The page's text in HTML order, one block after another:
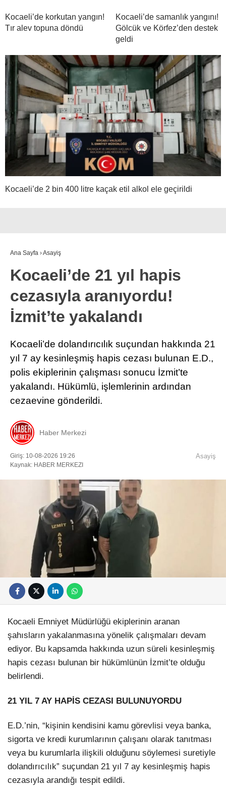
Kocaeli’de korkutan yangın!
Tır alev topuna döndü
Kocaeli’de samanlık yangını!
Gölcük ve Körfez’den destek
geldi
Kocaeli’de 2 bin 400 litre kaçak etil alkol ele geçirildi
Ana Sayfa ›Asayiş
Kocaeli’de 21 yıl hapis
cezasıyla aranıyordu!
İzmit’te yakalandı
Kocaeli’de dolandırıcılık suçundan hakkında 21
yıl 7 ay kesinleşmiş hapis cezası bulunan E.D.,
polis ekiplerinin çalışması sonucu İzmit’te
yakalandı. Hükümlü, işlemlerinin ardından
cezaevine gönderildi.
Haber Merkezi
Giriş: 10-08-2026 19:26
Kaynak: HABER MERKEZI
Asayiş
Kocaeli Emniyet Müdürlüğü ekiplerinin aranan
şahısların yakalanmasına yönelik çalışmaları devam
ediyor. Bu kapsamda hakkında uzun süreli kesinleşmiş
hapis cezası bulunan bir hükümlünün İzmit’te olduğu
belirlendi.
21 YIL 7 AY HAPİS CEZASI BULUNUYORDU
E.D.’nin, “kişinin kendisini kamu görevlisi veya banka,
sigorta ve kredi kurumlarının çalışanı olarak tanıtması
veya bu kurumlarla ilişkili olduğunu söylemesi suretiyle
dolandırıcılık” suçundan 21 yıl 7 ay kesinleşmiş hapis
cezasıyla arandığı tespit edildi.